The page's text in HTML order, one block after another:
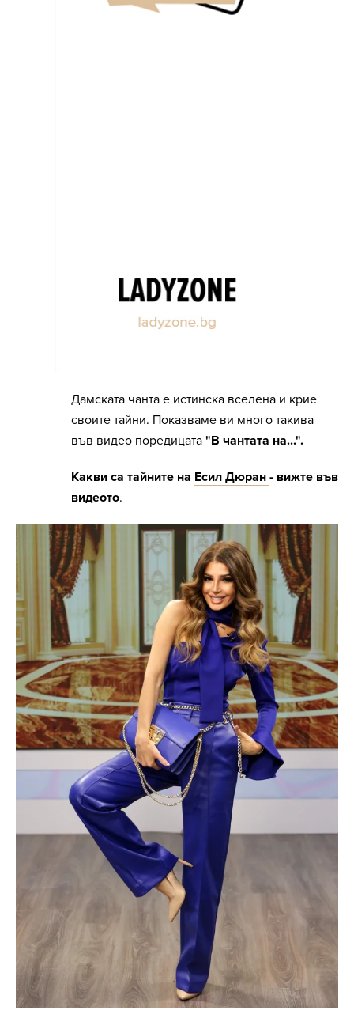
Дамската чанта е истинска вселена и крие
своите тайни. Показваме ви много такива
във видео поредицата "В чантата на...".
Какви са тайните на Есил Дюран - вижте във
видеото.